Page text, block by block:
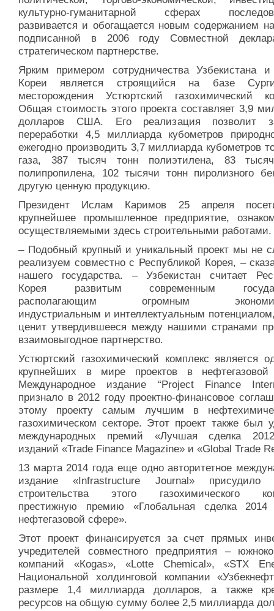
культурно-гуманитарной сферах
развивается и обогащается новым содержанием
подписанной в 2006 году Совместной
стратегическом партнерстве.
Ярким примером сотрудничества Узбекистана
Кореи является строящийся на базе
месторождения Устюртский газохимический
Общая стоимость этого проекта составляет 3,9
долларов США. Его реализация позволит
переработки 4,5 миллиарда кубометров
ежегодно производить 3,7 миллиарда кубометров
газа, 387 тысяч тонн полиэтилена, 83
полипропилена, 102 тысячи тонн пиролизного
другую ценную продукцию.
Президент Ислам Каримов 25 апреля
крупнейшее промышленное предприятие,
осуществляемыми здесь строительными работами.
– Подобный крупный и уникальный проект мы не
реализуем совместно с Республикой Корея, –
нашего государства. – Узбекистан считает
Корея развитым современным
располагающим огромным
индустриальным и интеллектуальным
ценит утвердившееся между нашими странами
взаимовыгодное партнерство.
Устюртский газохимический комплекс является
крупнейших в мире проектов в
Международное издание “Project Finance
признало в 2012 году проектно-финансовое
этому проекту самым лучшим в
газохимическом секторе. Этот проект также был
международных премий «Лучшая сделка
изданий «Trade Finance Magazine» и «Global Trade
13 марта 2014 года еще одно авторитетное
издание «Infrastructure Journal» присудило
строительства этого газохимического
престижную премию «Глобальная сделка
нефтегазовой сфере».
Этот проект финансируется за счет прямых
учредителей совместного предприятия –
компаний «Коgаs», «Lotte Сhemical», «STX
Национальной холдинговой компании
размере 1,4 миллиарда долларов, а также
ресурсов на общую сумму более 2,5 миллиарда